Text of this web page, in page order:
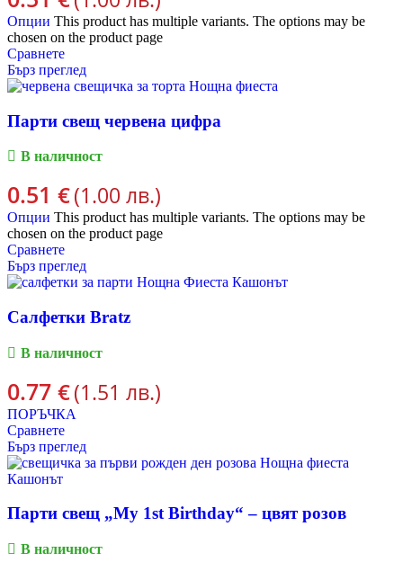
Опции This product has multiple variants. The options may be
chosen on the product page
Сравнете
Бърз преглед
Парти свещ червена цифра
В наличност
0.51 €(1.00 лв.)
Опции This product has multiple variants. The options may be
chosen on the product page
Сравнете
Бърз преглед
Салфетки Bratz
В наличност
0.77 €(1.51 лв.)
ПОРЪЧКА
Сравнете
Бърз преглед
Парти свещ „My 1st Birthday“ – цвят розов
В наличност